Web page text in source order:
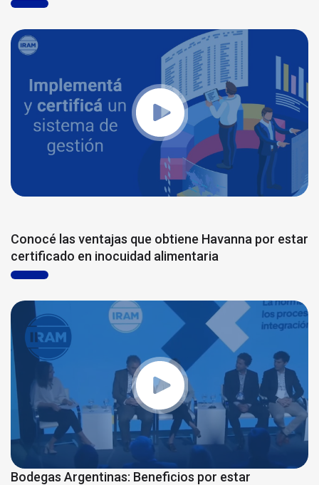
Conocé las ventajas que obtiene Havanna por estar
certificado en inocuidad alimentaria
Bodegas Argentinas: Beneficios por estar